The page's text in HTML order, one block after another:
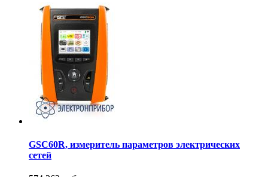
GSC60R, измеритель параметров электрических
сетей